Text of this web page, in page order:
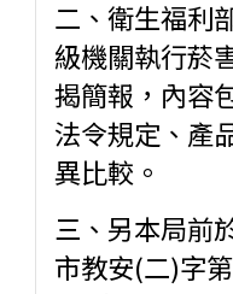
二、衛生福利
級機關執行菸
揭簡報，內容
法令規定、產
異比較。
三、另本局前
市教安(二)字